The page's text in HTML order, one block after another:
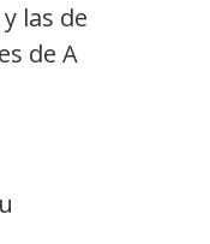
las de
de A